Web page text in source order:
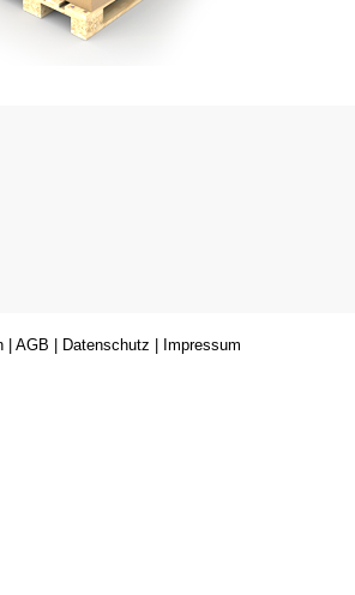
| AGB | Datenschutz | Impressum